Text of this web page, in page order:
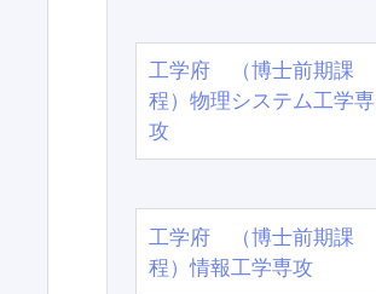
工学府 （博士前期課
程）物理システム工学専
攻
工学府 （博士前期課
程）情報工学専攻